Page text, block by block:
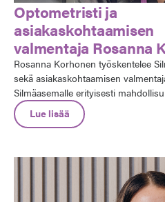
Optometristi ja
asiakaskohtaamisen
valmentaja Rosanna
Rosanna Korhonen työskentelee
sekä asiakaskohtaamisen
Silmäasemalle erityisesti
uudenlaiseen rooliin, jossa pääsee
asiakaskohtaamisia ja tukemaan
Lue lisää